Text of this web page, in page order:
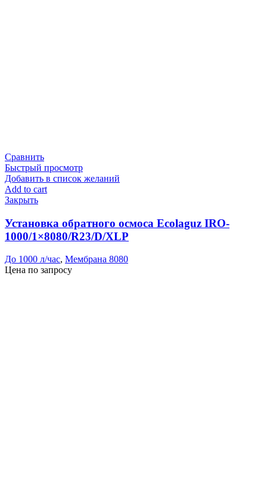
Сравнить
Быстрый просмотр
Добавить в список желаний
Add to cart
Закрыть
Установка обратного осмоса Ecolaguz IRO-
1000/1×8080/R23/D/XLP
До 1000 л/час, Мембрана 8080
Цена по запросу